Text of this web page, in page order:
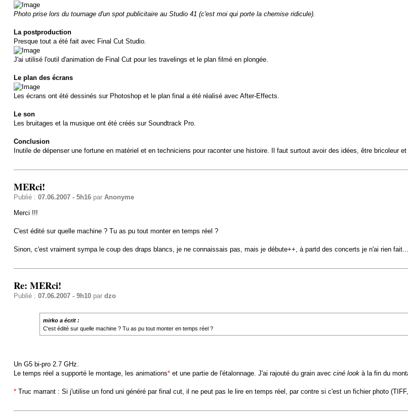
Photo prise lors du tournage d'un spot publicitaire au Studio 41 (c'est moi qui porte la chemise ridicule).
La postproduction
Presque tout a été fait avec Final Cut Studio.
J'ai utilisé l'outil d'animation de Final Cut pour les travelings et le plan filmé en plongée.
Le plan des écrans
Les écrans ont été dessinés sur Photoshop et le plan final a été réalisé avec After-Effects.
Le son
Les bruitages et la musique ont été créés sur Soundtrack Pro.
Conclusion
Inutile de dépenser une fortune en matériel et en techniciens pour raconter une histoire. Il faut surtout avoir des idées, être bricoleur
MERci!
Publié : 07.06.2007 - 5h16par Anonyme
Merci !!!
C'est édité sur quelle machine ? Tu as pu tout monter en temps réel ?
Sinon, c'est vraiment sympa le coup des draps blancs, je ne connaissais pas, mais je débute++, à partd des concerts je n'ai rien
Re: MERci!
Publié : 07.06.2007 - 9h10par dzo
mirko a écrit :
C'est édité sur quelle machine ? Tu as pu tout monter en temps réel ?
Un G5 bi-pro 2.7 GHz.
Le temps réel a supporté le montage, les animations*et une partie de l'étalonnage. J'ai rajouté du grain avec ciné lookà la fin du
*Truc marrant : Si j'utilise un fond uni généré par final cut, il ne peut pas le lire en temps réel, par contre si c'est un fichier photo